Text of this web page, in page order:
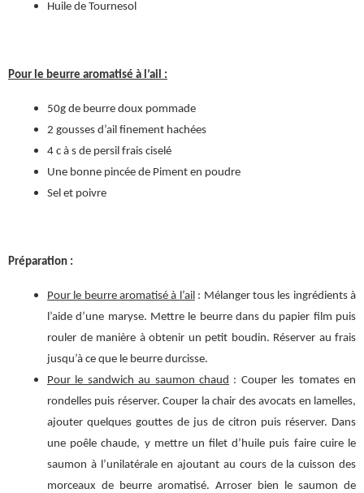
Huile de Tournesol
Pour le beurre aromatisé à l’ail :
50g de beurre doux pommade
2 gousses d’ail finement hachées
4 c à s de persil frais ciselé
Une bonne pincée de Piment en poudre
Sel et poivre
Préparation :
Pour le beurre aromatisé à l’ail: Mélanger tous les ingrédients à
l’aide d’une maryse. Mettre le beurre dans du papier film puis
rouler de manière à obtenir un petit boudin. Réserver au frais
jusqu’à ce que le beurre durcisse.
Pour le sandwich au saumon chaud : Couper les tomates en
rondelles puis réserver. Couper la chair des avocats en lamelles,
ajouter quelques gouttes de jus de citron puis réserver. Dans
une poêle chaude, y mettre un filet d’huile puis faire cuire le
saumon à l’unilatérale en ajoutant au cours de la cuisson des
morceaux de beurre aromatisé. Arroser bien le saumon de